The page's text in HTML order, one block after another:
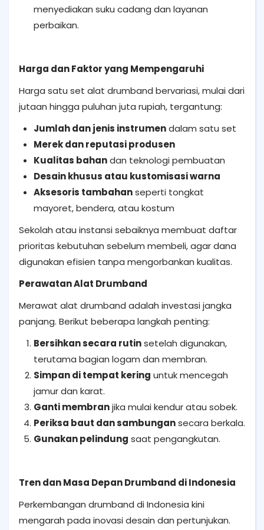
menyediakan suku cadang dan layanan
perbaikan.
Harga dan Faktor yang Mempengaruhi
Harga satu set alat drumband bervariasi, mulai dari
jutaan hingga puluhan juta rupiah, tergantung:
Jumlah dan jenis instrumendalam satu set
Merek dan reputasi produsen
Kualitas bahandan teknologi pembuatan
Desain khusus atau kustomisasi warna
Aksesoris tambahanseperti tongkat
mayoret, bendera, atau kostum
Sekolah atau instansi sebaiknya membuat daftar
prioritas kebutuhan sebelum membeli, agar dana
digunakan efisien tanpa mengorbankan kualitas.
Perawatan Alat Drumband
Merawat alat drumband adalah investasi jangka
panjang. Berikut beberapa langkah penting:
Bersihkan secara rutinsetelah digunakan,
terutama bagian logam dan membran.
Simpan di tempat kering untuk mencegah
jamur dan karat.
Ganti membranjika mulai kendur atau sobek.
Periksa baut dan sambungansecara berkala.
Gunakan pelindung saat pengangkutan.
Tren dan Masa Depan Drumband di Indonesia
Perkembangan drumband di Indonesia kini
mengarah pada inovasi desain dan pertunjukan.